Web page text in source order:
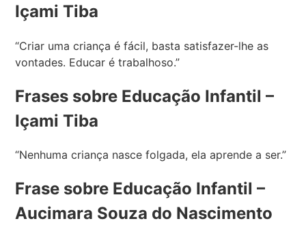
Içami Tiba
“Criar uma criança é fácil, basta satisfazer-lhe as
vontades. Educar é trabalhoso.”
Frases sobre Educação Infantil –
Içami Tiba
“Nenhuma criança nasce folgada, ela aprende a ser.”
Frase sobre Educação Infantil –
Aucimara Souza do Nascimento